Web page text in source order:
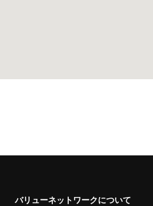
バリューネットワークについて